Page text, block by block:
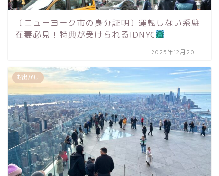
〔ニューヨーク市の身分証明〕運転しない系駐
在妻必見！特典が受けられるIDNYC
2025年12月20日
お出かけ